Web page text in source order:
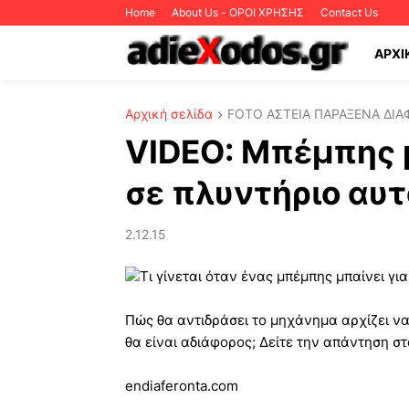
Home About Us - ΟΡΟΙ ΧΡΗΣΗΣ Contact Us
Αρχική σελίδα FOTO ΑΣΤΕΙΑ ΠΑΡΑΞΕΝΑ
VIDEO: Μπέμπης
σε πλυντήριο
2.12.15
Τι γίνεται όταν ένας μπέμπης μπαίνει
Πώς θα αντιδράσει το μηχάνημα αρχίζει
θα είναι αδιάφορος; Δείτε την απάντηση
endiaferonta.com